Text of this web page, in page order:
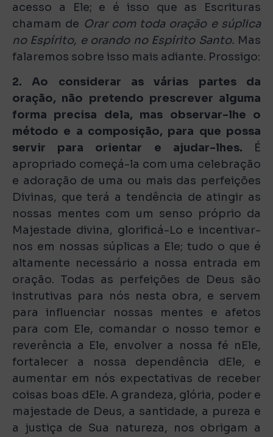
acesso a Ele; e é isso que as Escrituras
chamam de Orar com toda oração e súplica
no Espírito, e orando no Espírito Santo. Mas
falaremos sobre isso mais adiante. Prossigo:
2. Ao considerar as várias partes da
oração, não pretendo prescrever alguma
forma precisa dela, mas observar-lhe o
método e a composição, para que possa
servir para orientar e ajudar-lhes. É
apropriado começá-la com uma celebração
e adoração de uma ou mais das perfeições
Divinas, que terá a tendência de atingir as
nossas mentes com um senso próprio da
Majestade divina, glorificá-Lo e incentivar-
nos em nossas súplicas a Ele; tudo o que é
altamente necessário a nossa entrada em
oração. Todas as perfeições de Deus são
instrutivas para nós nesta obra, e servem
para influenciar nossas mentes e afetos
para com Ele, comandar o nosso temor e
reverência a Ele, envolver a nossa fé nEle,
fortalecer a nossa dependência dEle, e
aumentar em nós expectativas de receber
coisas boas dEle. A grandeza, glória, poder e
majestade de Deus, a santidade, a pureza e
a justiça de Sua natureza, nos obrigam a